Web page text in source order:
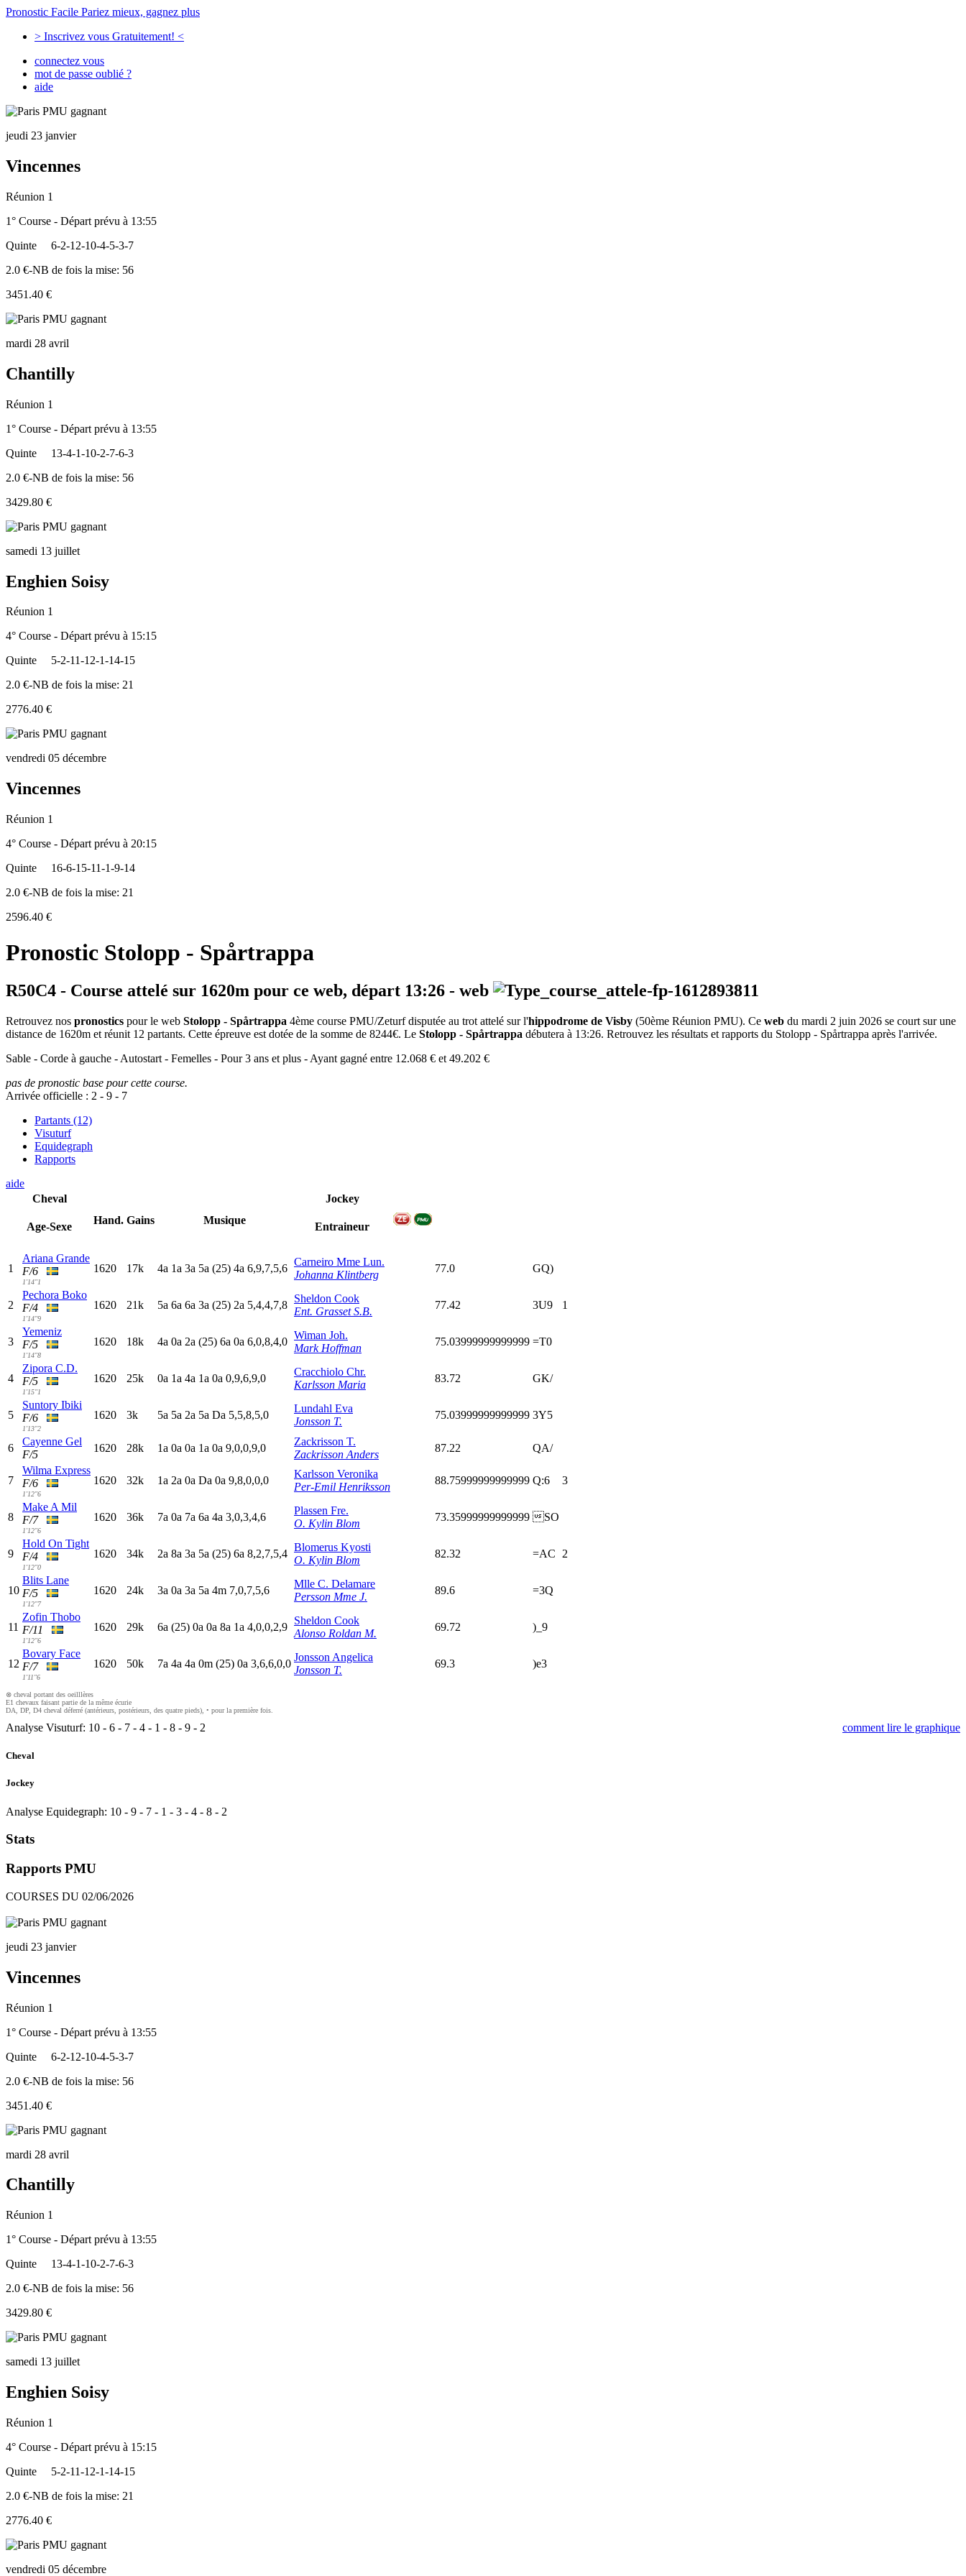
Pronostic Facile Pariez mieux, gagnez plus
> Inscrivez vous Gratuitement! <
connectez vous
mot de passe oublié ?
aide
jeudi 23 janvier
Vincennes
Réunion 1
1° Course - Départ prévu à 13:55
Quinte
6-2-12-10-4-5-3-7
2.0 €-NB de fois la mise: 56
3451.40 €
mardi 28 avril
Chantilly
Réunion 1
1° Course - Départ prévu à 13:55
Quinte
13-4-1-10-2-7-6-3
2.0 €-NB de fois la mise: 56
3429.80 €
samedi 13 juillet
Enghien Soisy
Réunion 1
4° Course - Départ prévu à 15:15
Quinte
5-2-11-12-1-14-15
2.0 €-NB de fois la mise: 21
2776.40 €
vendredi 05 décembre
Vincennes
Réunion 1
4° Course - Départ prévu à 20:15
Quinte
16-6-15-11-1-9-14
2.0 €-NB de fois la mise: 21
2596.40 €
Pronostic Stolopp - Spårtrappa
R50C4 - Course attelé sur 1620m pour ce web, départ 13:26 - web
Retrouvez nos pronostics pour le web Stolopp - Spårtrappa 4ème course PMU/Zeturf disputée au trot attelé sur l'hippodrome de Visby (50ème Réunion PMU). Ce web du mardi 2 juin 2026 se court sur une
distance de 1620m et réunit 12 partants. Cette épreuve est dotée de la somme de 8244€. Le Stolopp - Spårtrappa débutera à 13:26. Retrouvez les résultats et rapports du Stolopp - Spårtrappa après l'arrivée.
Sable - Corde à gauche - Autostart - Femelles - Pour 3 ans et plus - Ayant gagné entre 12.068 € et 49.202 €
pas de pronostic base pour cette course.
Arrivée officielle : 2 - 9 - 7
Partants (12)
Visuturf
Equidegraph
Rapports
aide
Cheval
Age-Sexe
Hand. Gains Musique
Jockey
Entraineur
1
Ariana Grande
F/6
1'14"1
1620 17k 4a 1a 3a 5a (25) 4a 6,9,7,5,6
Carneiro Mme Lun.
Johanna Klintberg
77.0 GQ)
2
Pechora Boko
F/4
1'14"9
1620 21k 5a 6a 6a 3a (25) 2a 5,4,4,7,8
Sheldon Cook
Ent. Grasset S.B.
77.42 3U9 1
3
Yemeniz
F/5
1'14"8
1620 18k 4a 0a 2a (25) 6a 0a 6,0,8,4,0
Wiman Joh.
Mark Hoffman
75.03999999999999 =T0
4
Zipora C.D.
F/5
1'15"1
1620 25k 0a 1a 4a 1a 0a 0,9,6,9,0
Cracchiolo Chr.
Karlsson Maria
83.72 GK/
5
Suntory Ibiki
F/6
1'13"2
1620 3k 5a 5a 2a 5a Da 5,5,8,5,0
Lundahl Eva
Jonsson T.
75.03999999999999 3Y5
6
Cayenne Gel
F/5
1620 28k 1a 0a 0a 1a 0a 9,0,0,9,0
Zackrisson T.
Zackrisson Anders
87.22 QA/
7
Wilma Express
F/6
1'12"6
1620 32k 1a 2a 0a Da 0a 9,8,0,0,0
Karlsson Veronika
Per-Emil Henriksson
88.75999999999999 Q:6 3
8
Make A Mil
F/7
1'12"6
1620 36k 7a 0a 7a 6a 4a 3,0,3,4,6
Plassen Fre.
O. Kylin Blom
73.35999999999999 SO
9
Hold On Tight
F/4
1'12"0
1620 34k 2a 8a 3a 5a (25) 6a 8,2,7,5,4
Blomerus Kyosti
O. Kylin Blom
82.32 =AC 2
10
Blits Lane
F/5
1'12"7
1620 24k 3a 0a 3a 5a 4m 7,0,7,5,6
Mlle C. Delamare
Persson Mme J.
89.6 =3Q
11
Zofin Thobo
F/11
1'12"6
1620 29k 6a (25) 0a 0a 8a 1a 4,0,0,2,9
Sheldon Cook
Alonso Roldan M.
69.72 )_9
12
Bovary Face
F/7
1'11"6
1620 50k 7a 4a 4a 0m (25) 0a 3,6,6,0,0
Jonsson Angelica
Jonsson T.
69.3 )e3
⊗ cheval portant des oeilllères
E1 chevaux faisant partie de la même écurie
DA, DP, D4 cheval déferré (antérieurs, postérieurs, des quatre pieds), • pour la première fois.
Analyse Visuturf: 10 - 6 - 7 - 4 - 1 - 8 - 9 - 2 comment lire le graphique
Cheval
Jockey
Analyse Equidegraph: 10 - 9 - 7 - 1 - 3 - 4 - 8 - 2
Stats
Rapports PMU
COURSES DU 02/06/2026
jeudi 23 janvier
Vincennes
Réunion 1
1° Course - Départ prévu à 13:55
Quinte
6-2-12-10-4-5-3-7
2.0 €-NB de fois la mise: 56
3451.40 €
mardi 28 avril
Chantilly
Réunion 1
1° Course - Départ prévu à 13:55
Quinte
13-4-1-10-2-7-6-3
2.0 €-NB de fois la mise: 56
3429.80 €
samedi 13 juillet
Enghien Soisy
Réunion 1
4° Course - Départ prévu à 15:15
Quinte
5-2-11-12-1-14-15
2.0 €-NB de fois la mise: 21
2776.40 €
vendredi 05 décembre